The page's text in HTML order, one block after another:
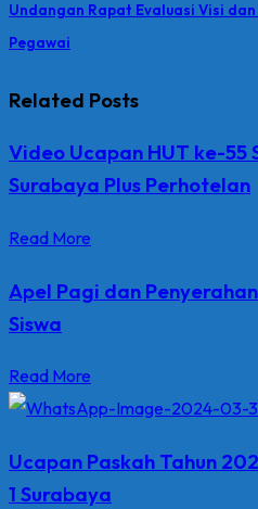
Undangan Rapat Evaluasi Visi
Pegawai
Related Posts
Video Ucapan HUT ke-55
Surabaya Plus Perhotelan
Read More
Apel Pagi dan
Siswa
Read More
Ucapan Paskah Tahun
1 Surabaya